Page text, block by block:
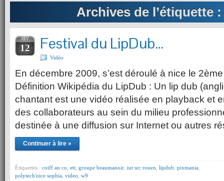
Archives de l’étiquette
FÉV
12 Festival du LipDub…
Vidéo
En décembre 2009, s’est déroulé à nice le
Définition Wikipédia du LipDub : Un lip dub
chantant est une vidéo réalisée en playback et
des collaborateurs au sein du milieu
destinée à une diffusion sur Internet ou autres
Continuer à lire »
Étiquettes : coiff an co ett groupe beaumanoir iut src rouen lipdub pixmania
polytech'nice sophia video w9